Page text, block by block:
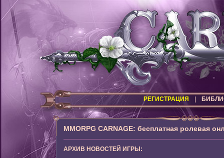
РЕГИСТРАЦИЯ
MMORPG CARNAGE: бесплатная ролевая
АРХИВ НОВОСТЕЙ ИГРЫ: